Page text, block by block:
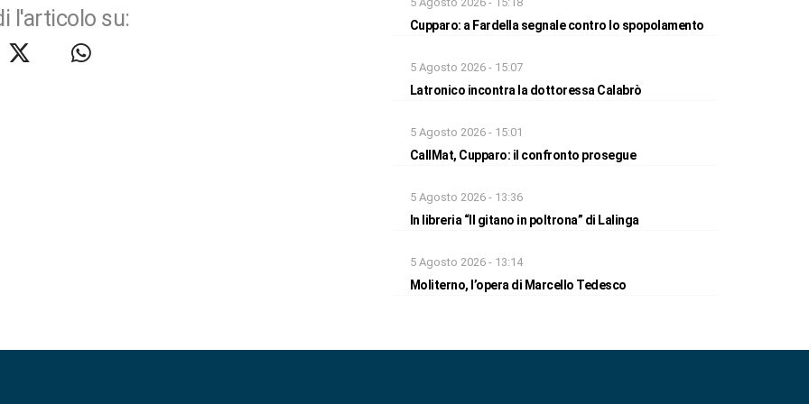
l'articolo su: Cupparo: a Fardella segnale contro lo spopolamento
5 Agosto 2026 - 15:07
Latronico incontra la dottoressa Calabrò
5 Agosto 2026 - 15:01
CallMat, Cupparo: il confronto prosegue
5 Agosto 2026 - 13:36
In libreria “Il gitano in poltrona” di Lalinga
5 Agosto 2026 - 13:14
Moliterno, l’opera di Marcello Tedesco